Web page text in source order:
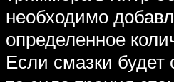
необходимо
определенное
Если смазки